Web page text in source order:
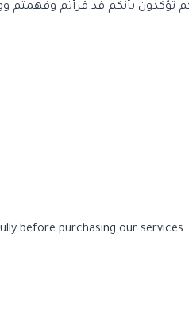
بأنكم قد قرأتم وفهمتم
before purchasing our